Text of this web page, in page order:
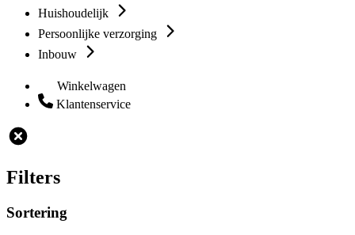
Huishoudelijk
Persoonlijke verzorging
Inbouw
Winkelwagen
Klantenservice
Filters
Sortering